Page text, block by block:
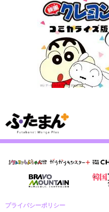
プライバシーポリシー